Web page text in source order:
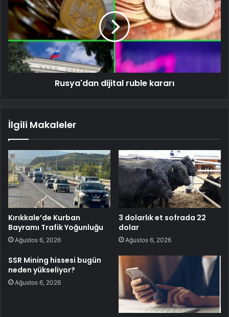
Rusya'dan dijital ruble kararı
İlgili Makaleler
Kırıkkale’de Kurban
Bayramı Trafik Yoğunluğu
Ağustos 6, 2026
3 dolarlık et sofrada 22
dolar
Ağustos 6, 2026
SSR Mining hissesi bugün
neden yükseliyor?
Ağustos 6, 2026